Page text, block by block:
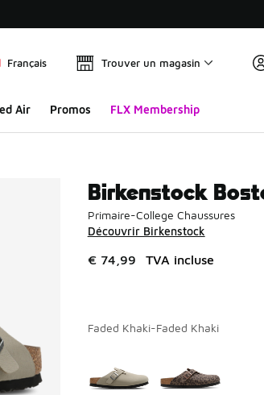
Français Trouver un magasin
Air Promos FLX Membership
Birkenstock
Primaire-College Chaussures
Découvrir Birkenstock
€ 74,99 TVA incluse
Faded Khaki-Faded Khaki